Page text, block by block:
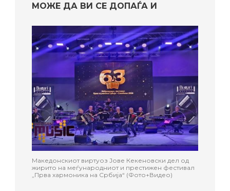
МОЖЕ ДА ВИ СЕ ДОПАЃА И
Македонскиот виртуоз Јове Кекеновски дел од
жирито на меѓународниот и престижен фестивал
„Прва хармоника на Србија“ (Фото+Видео)